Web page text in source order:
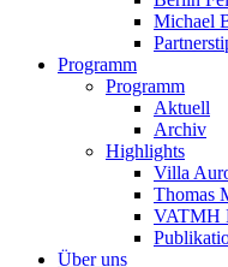
Michael
Programm
Programm
Aktuell
Archiv
Highlights
Villa
Thomas
VATMH
Über uns